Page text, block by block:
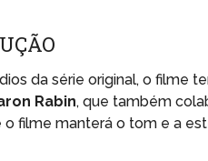
da série original, o filme
Rabin, que também
o filme manterá o tom e a